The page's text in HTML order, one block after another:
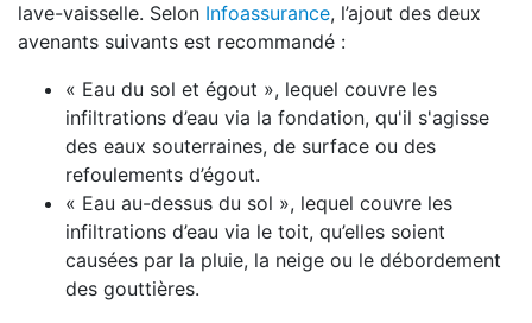
lave-vaisselle. Selon Infoassurance, l’ajout des deux
avenants suivants est recommandé :
« Eau du sol et égout », lequel couvre les
infiltrations d’eau via la fondation, qu'il s'agisse
des eaux souterraines, de surface ou des
refoulements d’égout.
« Eau au-dessus du sol », lequel couvre les
infiltrations d’eau via le toit, qu’elles soient
causées par la pluie, la neige ou le débordement
des gouttières.